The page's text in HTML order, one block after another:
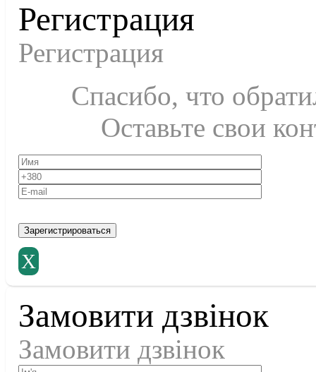
Регистрация
Регистрация
Спасибо, что
Оставьте свои
X
Замовити дзвінок
Замовити дзвінок